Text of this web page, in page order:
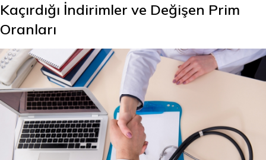
Kaçırdığı İndirimler ve Değişen Prim
Oranları